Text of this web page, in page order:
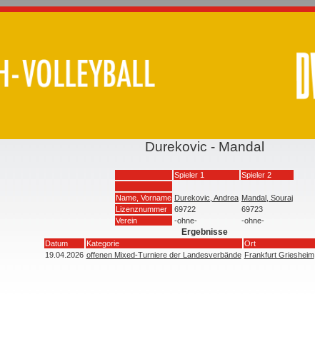
Durekovic - Mandal
Spieler 1 Spieler 2
Name, Vorname Durekovic, Andrea Mandal, Souraj
Lizenznummer
69722
69723
Verein
-ohne- -ohne-
Ergebnisse
Datum Kategorie Ort
19.04.2026 offenen Mixed-Turniere der Landesverbände Frankfurt Griesheim